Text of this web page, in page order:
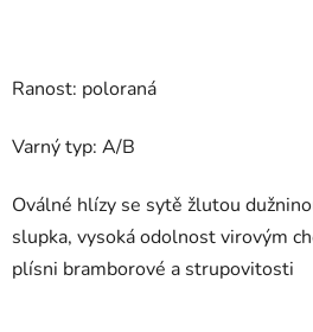
Ranost: poloraná
Varný typ: A/B
Oválné hlízy se sytě žlutou
slupka, vysoká odolnost virovým
plísni bramborové a strupovitosti